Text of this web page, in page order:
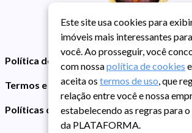
Política de Privacidade
Termos e Condições de Uso
Políticas de Cookies
Este site usa cookies para
imóveis mais interessantes para
você. Ao prosseguir, você
com nossapolítica de cookies e
aceita os termos de uso, que
relação entre você e nossa
estabelecendo as regras para o
da PLATAFORMA.